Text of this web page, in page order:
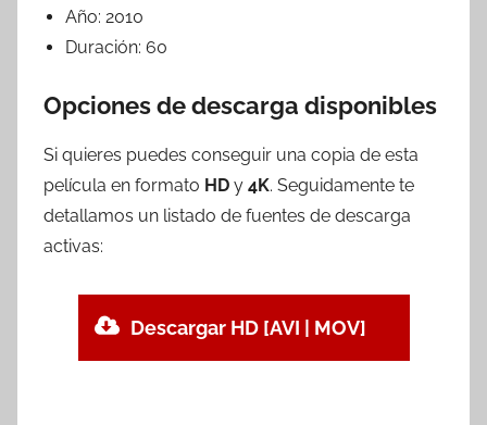
Año: 2010
Duración: 60
Opciones de descarga disponibles
Si quieres puedes conseguir una copia de esta
película en formato HD y 4K. Seguidamente te
detallamos un listado de fuentes de descarga
activas:
Descargar HD [AVI | MOV]